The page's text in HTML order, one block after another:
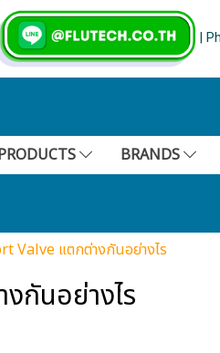
|
BRANDS
Valve แตกต่างกันอย่างไร
กันอย่างไร